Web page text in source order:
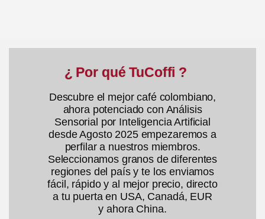
¿ Por qué TuCoffi ?
Descubre el mejor café colombiano,
ahora potenciado con Análisis
Sensorial por Inteligencia Artificial
desde Agosto 2025 empezaremos a
perfilar a nuestros miembros.
Seleccionamos granos de diferentes
regiones del país y te los enviamos
fácil, rápido y al mejor precio, directo
a tu puerta en USA, Canadá, EUR
y ahora China.